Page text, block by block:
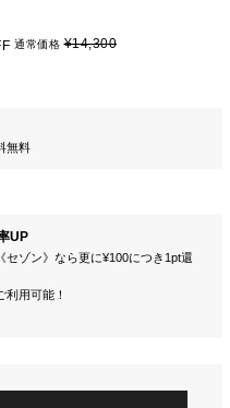
通常価格¥14,300
無料
UP
セゾン》なら更に¥100につき1pt還
用可能！